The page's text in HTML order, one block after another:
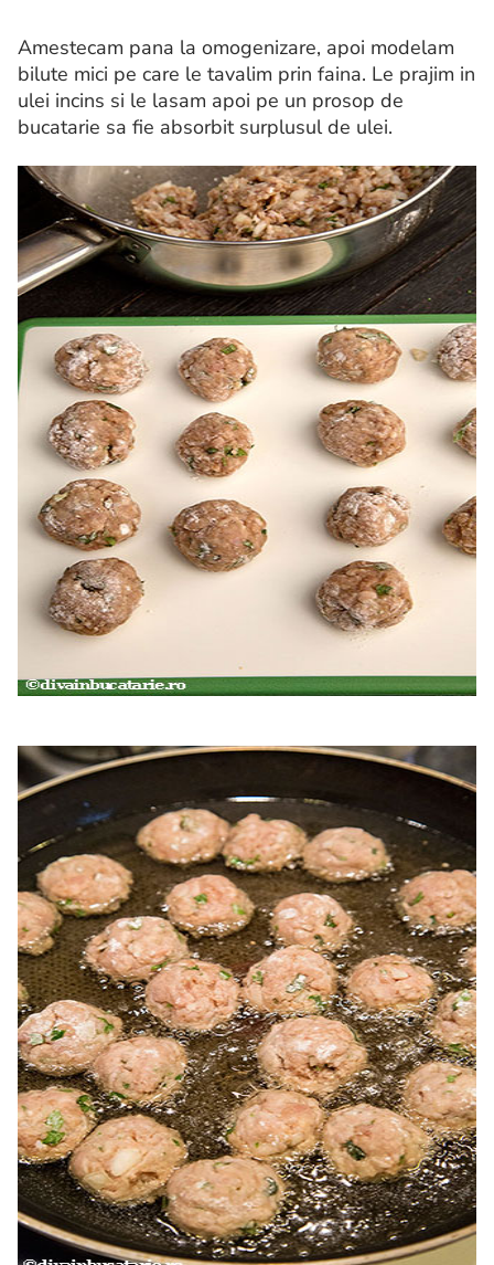
Amestecam pana la omogenizare, apoi modelam
bilute mici pe care le tavalim prin faina. Le prajim in
ulei incins si le lasam apoi pe un prosop de
bucatarie sa fie absorbit surplusul de ulei.